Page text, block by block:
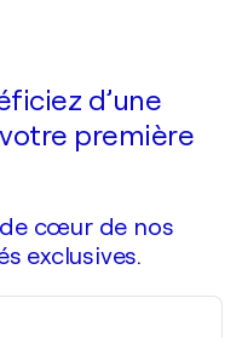
d’une
première
cœur de nos
exclusives.